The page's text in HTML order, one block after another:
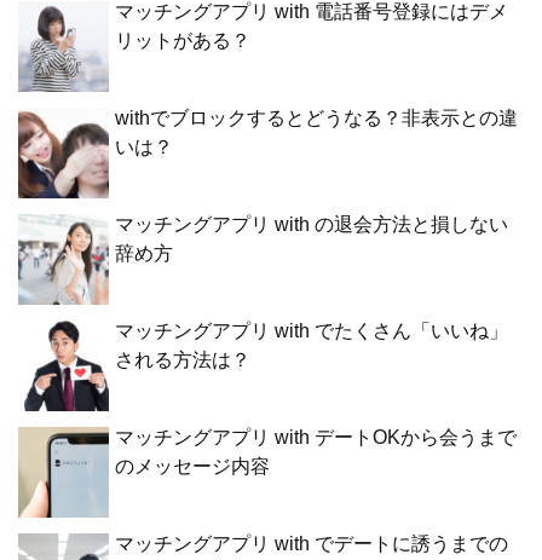
マッチングアプリ with 電話番号登録にはデメ
リットがある？
withでブロックするとどうなる？非表示との違
いは？
マッチングアプリ with の退会方法と損しない
辞め方
マッチングアプリ with でたくさん「いいね」
される方法は？
マッチングアプリ with デートOKから会うまで
のメッセージ内容
マッチングアプリ with でデートに誘うまでの